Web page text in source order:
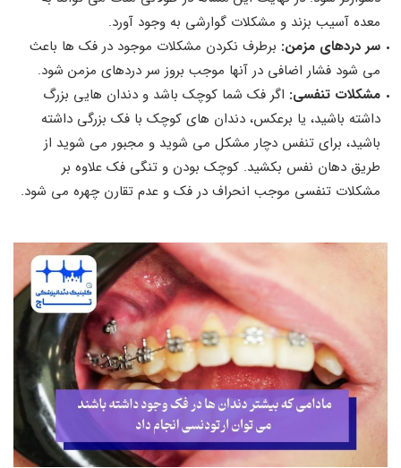
معده آسیب بزند و مشکلات گوارشی به وجود آورد.
سر دردهای مزمن: برطرف نکردن مشکلات موجود در فک ها باعث
می شود فشار اضافی در آنها موجب بروز سر دردهای مزمن شود.
مشکلات تنفسی: اگر فک شما کوچک باشد و دندان هایی بزرگ
داشته باشید، یا برعکس، دندان های کوچک با فک بزرگی داشته
باشید، برای تنفس دچار مشکل می شوید و مجبور می شوید از
طریق دهان نفس بکشید. کوچک بودن و تنگی فک علاوه بر
مشکلات تنفسی موجب انحراف در فک و عدم تقارن چهره می شود.